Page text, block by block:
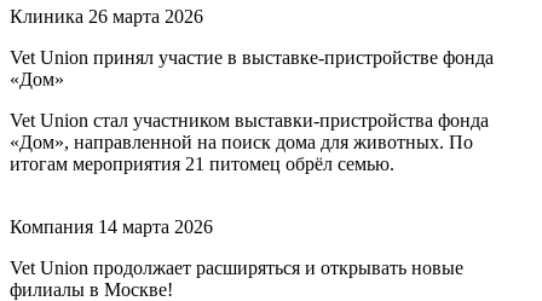
Клиника 26 марта 2026
Vet Union принял участие в выставке-пристройстве фонда
«Дом»
Vet Union стал участником выставки-пристройства фонда
«Дом», направленной на поиск дома для животных. По
итогам мероприятия 21 питомец обрёл семью.
Компания 14 марта 2026
Vet Union продолжает расширяться и открывать новые
филиалы в Москве!